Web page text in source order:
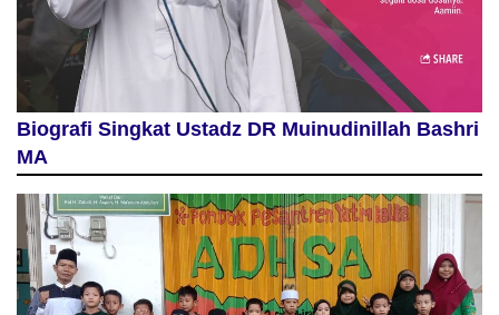
Biografi Singkat Ustadz DR Muinudinillah Bashri
MA